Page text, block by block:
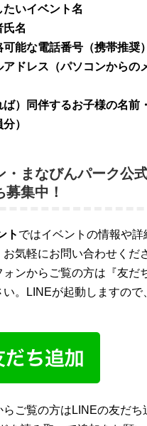
イベント名
名
な電話番号（携帯推奨）
レス（パソコンからの
同伴するお子様の名前
）
・まなびんパーク公
募集中！
ト ではイベントの情報や
お気軽にお問い合わせくだ
ォンからご覧の方は『友だ
。LINEが起動しますので
らご覧の方はLINEの友だ